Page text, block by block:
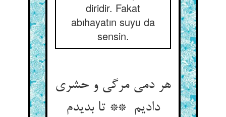
diridir. Fakat
abıhayatın suyu da
sensin.
هر دمی مرگی و حشری
دادیم ** تا بدیدم